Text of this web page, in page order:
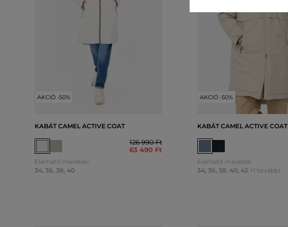
AKCIÓ -50%
KABÁT CAMEL ACTIVE COAT
126 990 Ft
63 490 Ft
Elérhető méretek:
34, 36, 38, 40
AKCIÓ -50%
KABÁT CAMEL ACTIVE COAT
Elérhető méretek:
34, 36, 38, 40, 42 +1 további